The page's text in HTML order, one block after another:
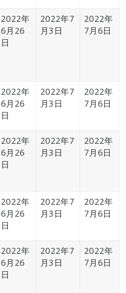
2022年
6月26
日
2022年7
月3日
2022年
7月6日
2022年
6月26
日
2022年7
月3日
2022年
7月6日
2022年
6月26
日
2022年7
月3日
2022年
7月6日
2022年
6月26
日
2022年7
月3日
2022年
7月6日
2022年
6月26
日
2022年7
月3日
2022年
7月6日